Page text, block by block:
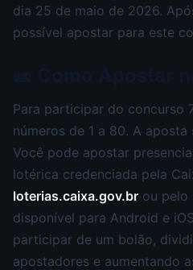
dia 25 de maio de 2026.
possível apostar para este
Para participar do concurso
números de 1 a 80. A aposta
Você pode apostar
lotérica credenciada pela
loterias.caixa.gov.br ou pelo
disponível para Android e
participar de um bolão,
apostadores e aumentando